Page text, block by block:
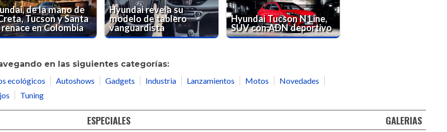
de la mano de
Tucson y Santa
renace en Colombia
Hyundai revela su
modelo de tablero
vanguardista
Hyundai Tucson N Line,
SUV con ADN deportivo
en las siguientes categorías:
ecológicos Autoshows Gadgets Industria Lanzamientos Motos
Novedades
Tuning
ESPECIALES GALERIAS